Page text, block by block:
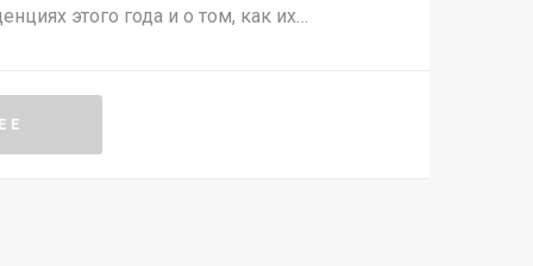
этого года и о том, как их